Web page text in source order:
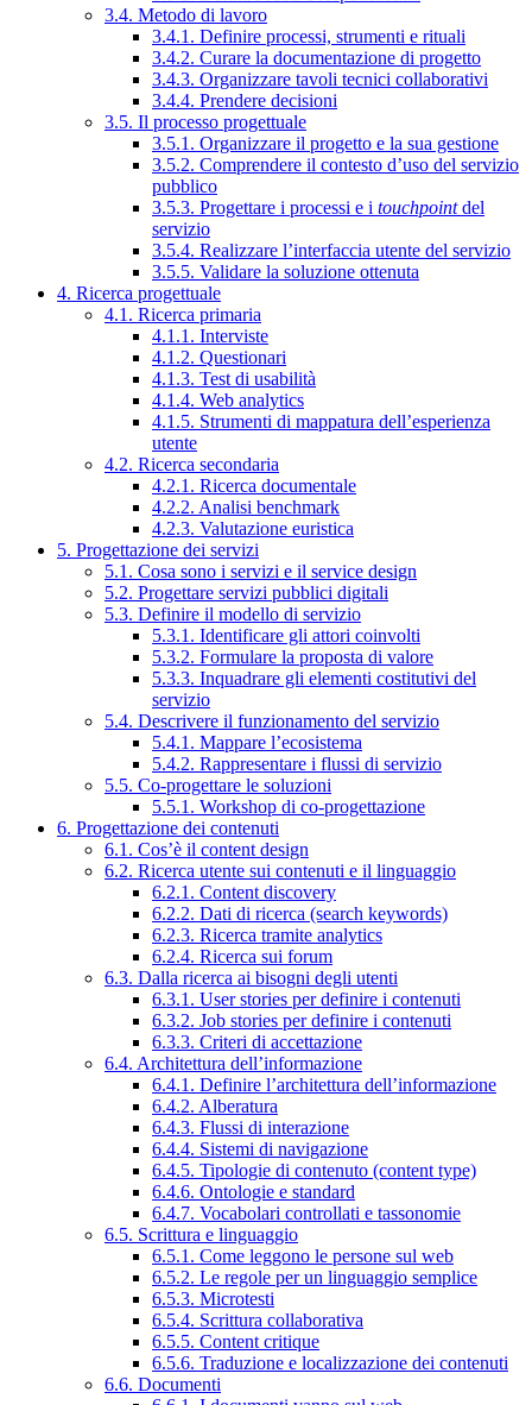
3.4. Metodo di lavoro
3.4.1. Definire processi, strumenti e rituali
3.4.2. Curare la documentazione di progetto
3.4.3. Organizzare tavoli tecnici collaborativi
3.4.4. Prendere decisioni
3.5. Il processo progettuale
3.5.1. Organizzare il progetto e la sua gestione
3.5.2. Comprendere il contesto d’uso del servizio
pubblico
3.5.3. Progettare i processi e i touchpointdel
servizio
3.5.4. Realizzare l’interfaccia utente del servizio
3.5.5. Validare la soluzione ottenuta
4. Ricerca progettuale
4.1. Ricerca primaria
4.1.1. Interviste
4.1.2. Questionari
4.1.3. Test di usabilità
4.1.4. Web analytics
4.1.5. Strumenti di mappatura dell’esperienza
utente
4.2. Ricerca secondaria
4.2.1. Ricerca documentale
4.2.2. Analisi benchmark
4.2.3. Valutazione euristica
5. Progettazione dei servizi
5.1. Cosa sono i servizi e il service design
5.2. Progettare servizi pubblici digitali
5.3. Definire il modello di servizio
5.3.1. Identificare gli attori coinvolti
5.3.2. Formulare la proposta di valore
5.3.3. Inquadrare gli elementi costitutivi del
servizio
5.4. Descrivere il funzionamento del servizio
5.4.1. Mappare l’ecosistema
5.4.2. Rappresentare i flussi di servizio
5.5. Co-progettare le soluzioni
5.5.1. Workshop di co-progettazione
6. Progettazione dei contenuti
6.1. Cos’è il content design
6.2. Ricerca utente sui contenuti e il linguaggio
6.2.1. Content discovery
6.2.2. Dati di ricerca (search keywords)
6.2.3. Ricerca tramite analytics
6.2.4. Ricerca sui forum
6.3. Dalla ricerca ai bisogni degli utenti
6.3.1. User stories per definire i contenuti
6.3.2. Job stories per definire i contenuti
6.3.3. Criteri di accettazione
6.4. Architettura dell’informazione
6.4.1. Definire l’architettura dell’informazione
6.4.2. Alberatura
6.4.3. Flussi di interazione
6.4.4. Sistemi di navigazione
6.4.5. Tipologie di contenuto (content type)
6.4.6. Ontologie e standard
6.4.7. Vocabolari controllati e tassonomie
6.5. Scrittura e linguaggio
6.5.1. Come leggono le persone sul web
6.5.2. Le regole per un linguaggio semplice
6.5.3. Microtesti
6.5.4. Scrittura collaborativa
6.5.5. Content critique
6.5.6. Traduzione e localizzazione dei contenuti
6.6. Documenti